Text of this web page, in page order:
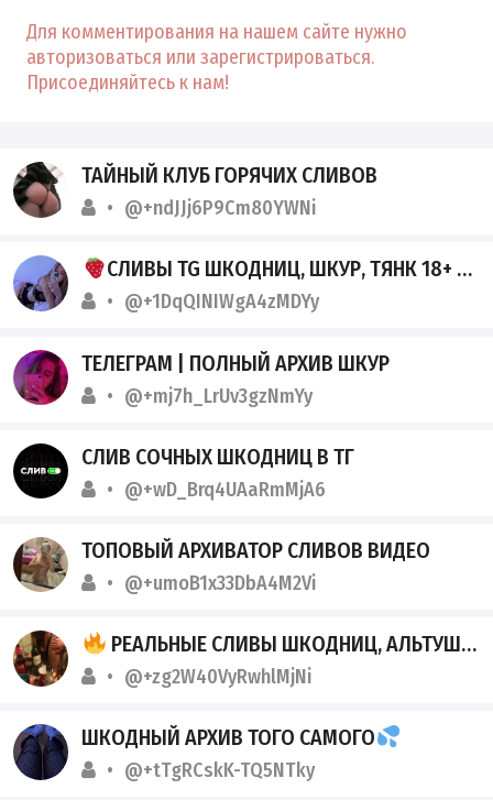
Для комментирования на нашем сайте нужно
авторизоваться или зарегистрироваться.
Присоединяйтесь к нам!
ТАЙНЫЙ КЛУБ ГОРЯЧИХ СЛИВОВ
@+ndJJj6P9Cm80YWNi
СЛИВЫ TG ШКОДНИЦ, ШКУР, ТЯНК 18+
@+1DqQINIWgA4zMDYy
ТЕЛЕГРАМ | ПОЛНЫЙ АРХИВ ШКУР
@+mj7h_LrUv3gzNmYy
СЛИВ СОЧНЫХ ШКОДНИЦ В ТГ
@+wD_Brq4UAaRmMjA6
ТОПОВЫЙ АРХИВАТОР СЛИВОВ ВИДЕО
@+umoB1x33DbA4M2Vi
РЕАЛЬНЫЕ СЛИВЫ ШКОДНИЦ, АЛЬТУШЕК И СТУДЕНТОК
@+zg2W40VyRwhlMjNi
ШКОДНЫЙ АРХИВ ТОГО САМОГО
@+tTgRCskK-TQ5NTky